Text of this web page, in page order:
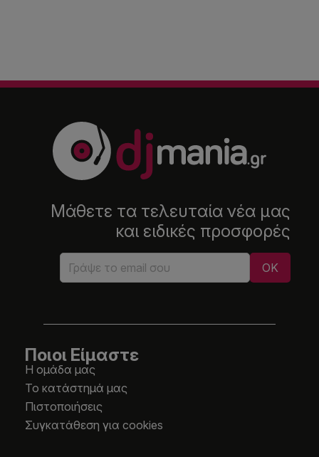
Μάθετε τα τελευταία νέα μας
και ειδικές προσφορές
Ποιοι Είμαστε
Η ομάδα μας
Το κατάστημά μας
Πιστοποιήσεις
Συγκατάθεση για cookies